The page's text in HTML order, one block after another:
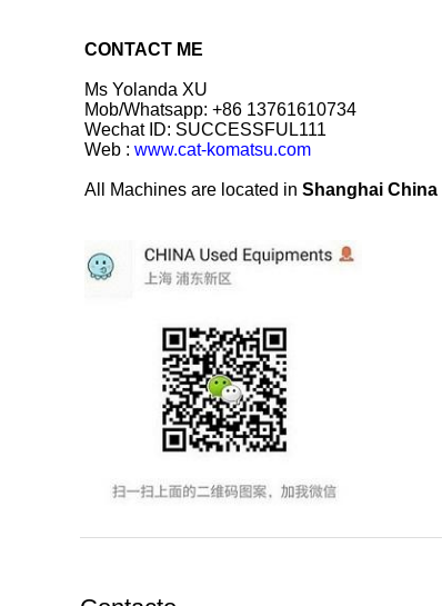
CONTACT ME
Ms Yolanda XU
Mob/Whatsapp: +86 13761610734
Wechat ID: SUCCESSFUL111
Web : www.cat-komatsu.com
All Machines are located in Shanghai China